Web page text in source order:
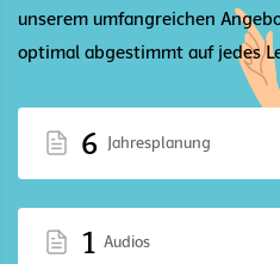
unserem umfangreichen
optimal abgestimmt auf jedes
6 Jahresplanung
1 Audios